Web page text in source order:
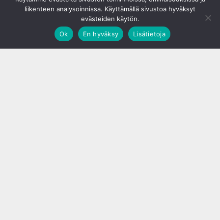
liikenteen analysoinnissa. Käyttämällä sivustoa hyväksyt
evästeiden käytön.
Ok
En hyväksy Lisätietoja